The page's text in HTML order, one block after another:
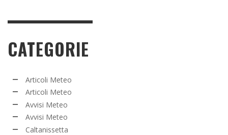
CATEGORIE
Articoli Meteo
Articoli Meteo
Avvisi Meteo
Avvisi Meteo
Caltanissetta